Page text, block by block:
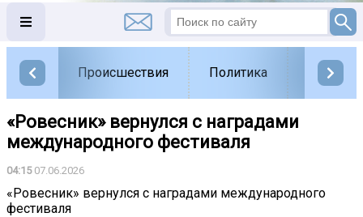
Происшествия Политика
«Ровесник» вернулся с наградами
международного фестиваля
04:1507.06.2026
«Ровесник» вернулся с наградами международного
фестиваля